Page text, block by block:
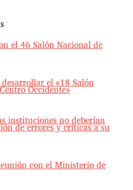
el 46 Salón Nacional de
el «18 Salón
Occidente»
instituciones no deberían
de errores y críticas a su
con el Ministerio de